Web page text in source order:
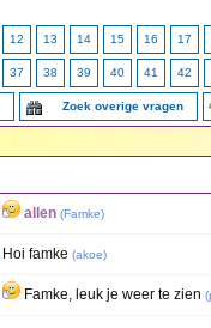
12 13 14 15 16 17
37 38 39 40 41 42
Zoek overige vragen
allen (Famke)
Hoi famke (akoe)
Famke, leuk je weer te zien (